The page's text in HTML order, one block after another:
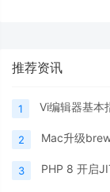
推荐资讯
1 Vi编辑器基本
2 Mac升级
3 PHP 8 开启